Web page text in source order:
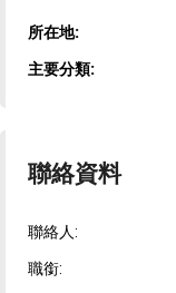
所在地:
主要分類:
聯絡資料
聯絡人:
職銜: